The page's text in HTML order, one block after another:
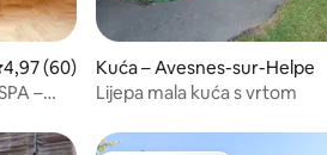
ocjena: 4,97/5, recenzija: 60
4,97 (60)
–
Kuća – Avesnes-sur-Helpe
Lijepa mala kuća s vrtom